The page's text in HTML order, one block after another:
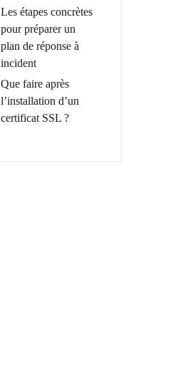
Les étapes concrètes
pour préparer un
plan de réponse à
incident
Que faire après
l’installation d’un
certificat SSL ?